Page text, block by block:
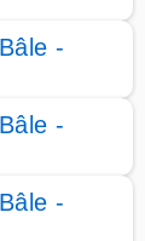
-
-
-